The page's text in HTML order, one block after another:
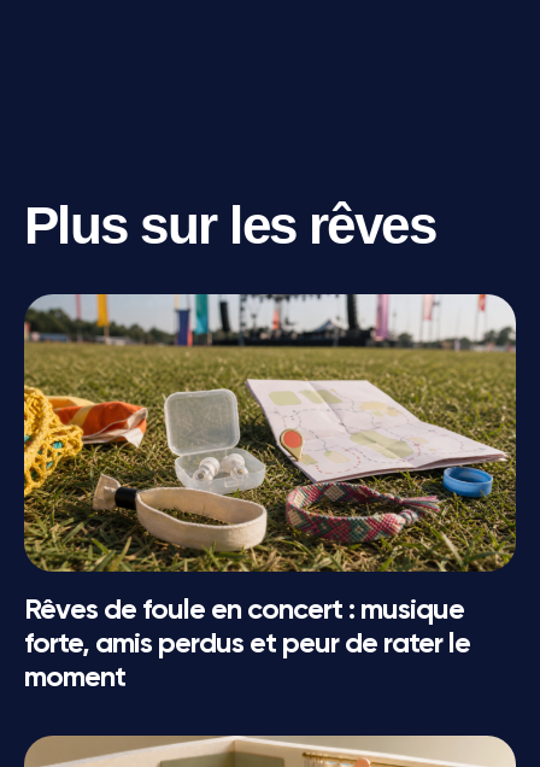
Plus sur les rêves
Rêves de foule en concert : musique
forte, amis perdus et peur de rater le
moment